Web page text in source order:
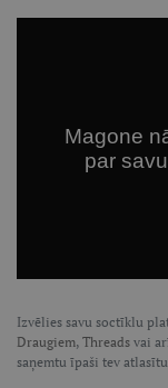
Izvēlies savu soctīklu
Draugiem, Threads vai
saņemtu īpaši tev